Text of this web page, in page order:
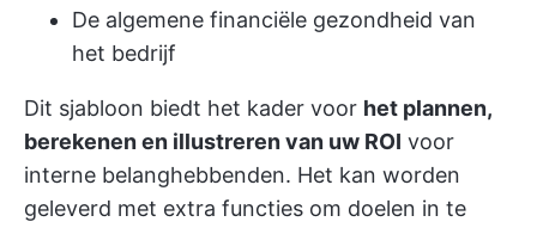
De algemene financiële gezondheid van
het bedrijf
Dit sjabloon biedt het kader voor het plannen,
berekenen en illustreren van uw ROI voor
interne belanghebbenden. Het kan worden
geleverd met extra functies om doelen in te